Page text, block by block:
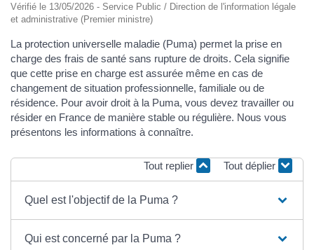
Vérifié le 13/05/2026 - Service Public / Direction de l'information légale
et administrative (Premier ministre)
La protection universelle maladie (Puma) permet la prise en
charge des frais de santé sans rupture de droits. Cela signifie
que cette prise en charge est assurée même en cas de
changement de situation professionnelle, familiale ou de
résidence. Pour avoir droit à la Puma, vous devez travailler ou
résider en France de manière stable ou régulière. Nous vous
présentons les informations à connaître.
Tout replier Tout déplier
Quel est l'objectif de la Puma ?
Qui est concerné par la Puma ?